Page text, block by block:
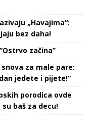
„Havajima“:
bez daha!
začina’’
za male pare:
jedete i pijete!“
porodica ovde
baš za decu!